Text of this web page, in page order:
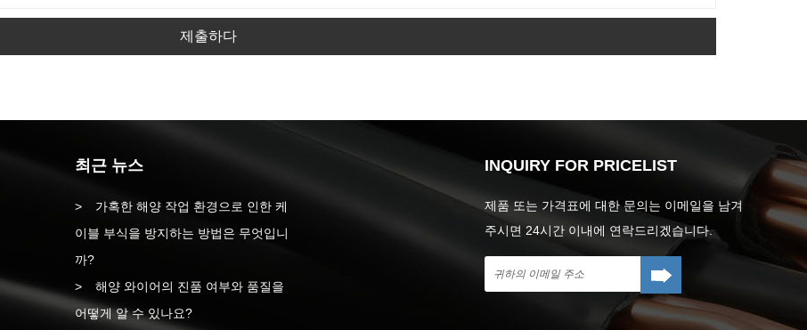
제출하다
INQUIRY FOR PRICELIST
제품 또는 가격표에 대한 문의는 이메일을 남겨
주시면 24시간 이내에 연락드리겠습니다.
최근 뉴스
가혹한 해양 작업 환경으로 인한 케
이블 부식을 방지하는 방법은 무엇입니
까?
해양 와이어의 진품 여부와 품질을
어떻게 알 수 있나요?